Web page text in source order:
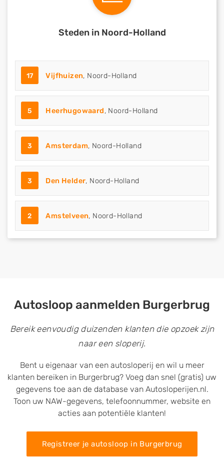
Steden in Noord-Holland
17 Vijfhuizen, Noord-Holland
5 Heerhugowaard, Noord-Holland
3 Amsterdam, Noord-Holland
3 Den Helder, Noord-Holland
2 Amstelveen, Noord-Holland
Autosloop aanmelden Burgerbrug
Bereik eenvoudig duizenden klanten die opzoek zijn
naar een sloperij.
Bent u eigenaar van een autosloperij en wil u meer
klanten bereiken in Burgerbrug? Voeg dan snel (gratis) uw
gegevens toe aan de database van Autosloperijen.nl.
Toon uw NAW-gegevens, telefoonnummer, website en
acties aan potentiële klanten!
Registreer je autosloop in Burgerbrug